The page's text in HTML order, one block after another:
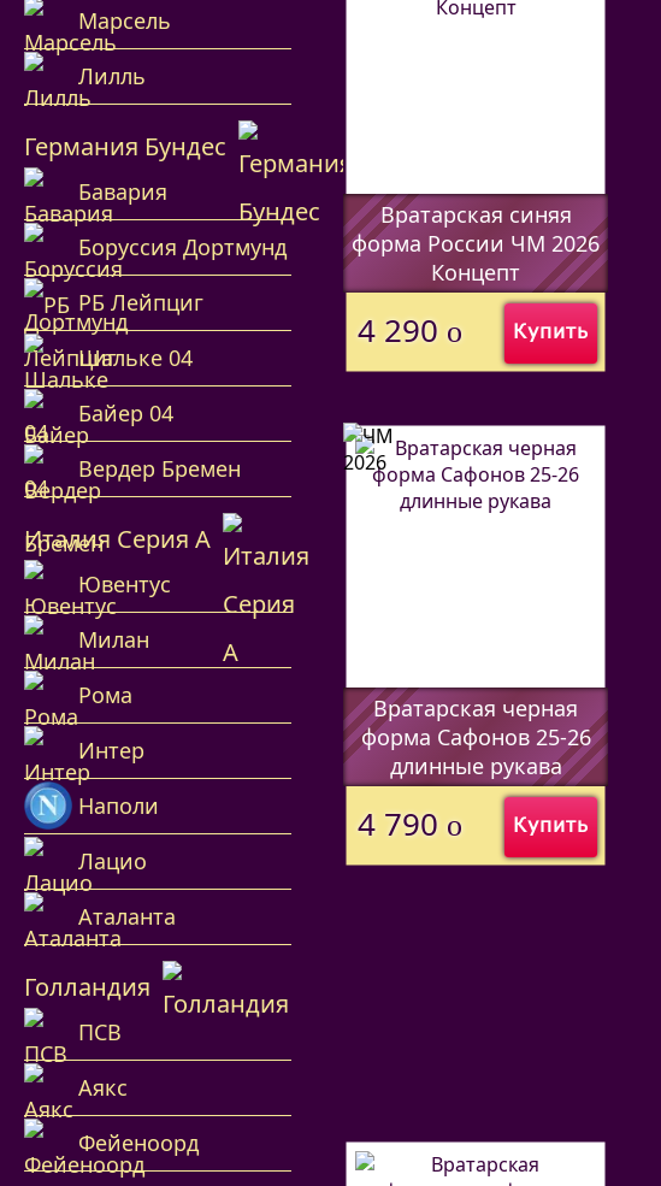
Марсель
Лилль
Германия Бундес
Бавария
Боруссия Дортмунд
РБ Лейпциг
Шальке 04
Байер 04
Вердер Бремен
Италия Серия А
Ювентус
Милан
Рома
Интер
Наполи
Лацио
Аталанта
Голландия
ПСВ
Аякс
Фейеноорд
Вратарская синяя
форма России ЧМ 2026
Концепт
Купить
4 290 o
Вратарская черная
форма Сафонов 25-26
длинные рукава
Купить
4 790 o